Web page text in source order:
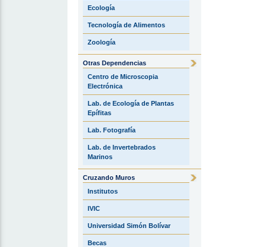
Ecología
Tecnología de Alimentos
Zoología
Otras Dependencias
Centro de Microscopia
Electrónica
Lab. de Ecología de Plantas
Epífitas
Lab. Fotografía
Lab. de Invertebrados
Marinos
Cruzando Muros
Institutos
IVIC
Universidad Simón Bolívar
Becas